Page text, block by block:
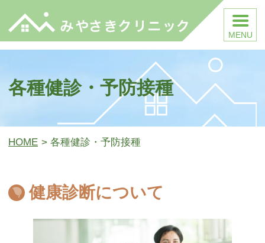
各種健診・予防接種
HOME 各種健診・予防接種
健康診断について